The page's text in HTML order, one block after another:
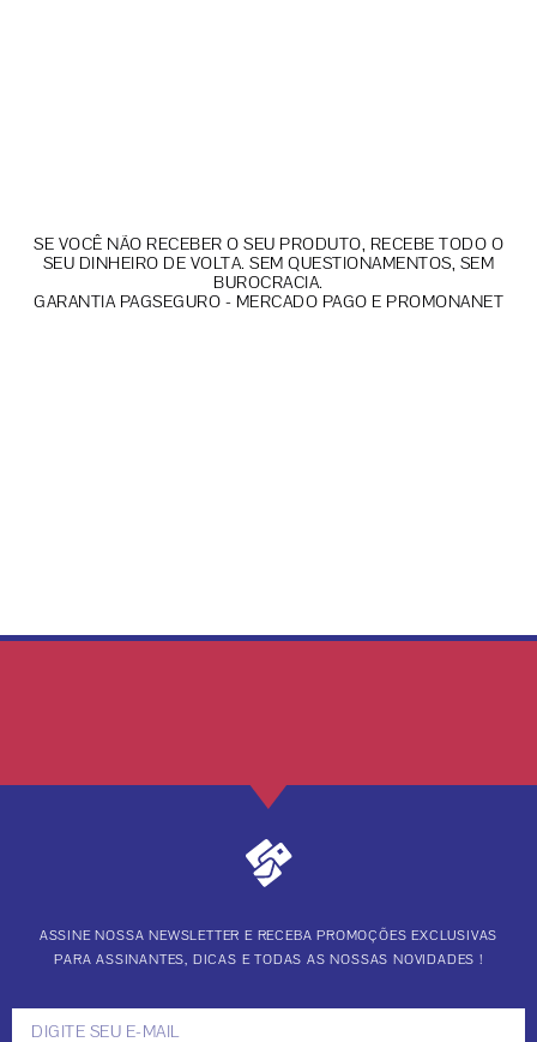
SE VOCÊ NÃO RECEBER O SEU PRODUTO, RECEBE TODO O
SEU DINHEIRO DE VOLTA. SEM QUESTIONAMENTOS, SEM
BUROCRACIA.
GARANTIA PAGSEGURO - MERCADO PAGO E PROMONANET
ASSINE NOSSA NEWSLETTER E RECEBA PROMOÇÕES EXCLUSIVAS
PARA ASSINANTES, DICAS E TODAS AS NOSSAS NOVIDADES !